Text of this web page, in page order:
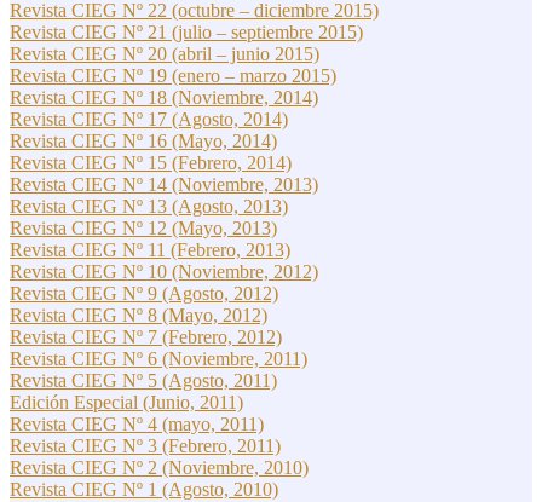
Revista CIEG Nº 1 (Agosto, 2010)
Revista CIEG Nº 2 (Noviembre, 2010)
Revista CIEG Nº 3 (Febrero, 2011)
Revista CIEG Nº 4 (mayo, 2011)
Edición Especial (Junio, 2011)
Revista CIEG Nº 5 (Agosto, 2011)
Revista CIEG Nº 6 (Noviembre, 2011)
Revista CIEG Nº 7 (Febrero, 2012)
Revista CIEG Nº 8 (Mayo, 2012)
Revista CIEG Nº 9 (Agosto, 2012)
Revista CIEG Nº 10 (Noviembre, 2012)
Revista CIEG Nº 11 (Febrero, 2013)
Revista CIEG Nº 12 (Mayo, 2013)
Revista CIEG Nº 13 (Agosto, 2013)
Revista CIEG Nº 14 (Noviembre, 2013)
Revista CIEG Nº 15 (Febrero, 2014)
Revista CIEG Nº 16 (Mayo, 2014)
Revista CIEG Nº 17 (Agosto, 2014)
Revista CIEG Nº 18 (Noviembre, 2014)
Revista CIEG Nº 19 (enero – marzo 2015)
Revista CIEG Nº 20 (abril – junio 2015)
Revista CIEG Nº 21 (julio – septiembre 2015)
Revista CIEG Nº 22 (octubre – diciembre 2015)